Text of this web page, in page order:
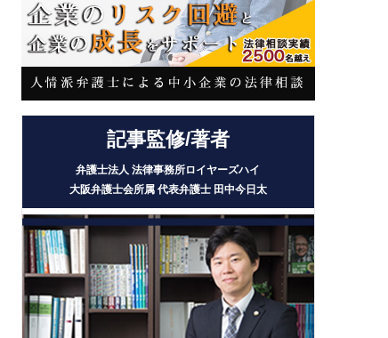
記事監修/著者
弁護士法人 法律事務所ロイヤーズハイ
大阪弁護士会所属 代表弁護士田中今日太